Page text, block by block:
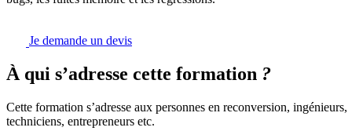
Je demande un devis
À qui s’adresse cette formation ?
Cette formation s’adresse aux personnes en reconversion, ingénieurs,
techniciens, entrepreneurs etc.